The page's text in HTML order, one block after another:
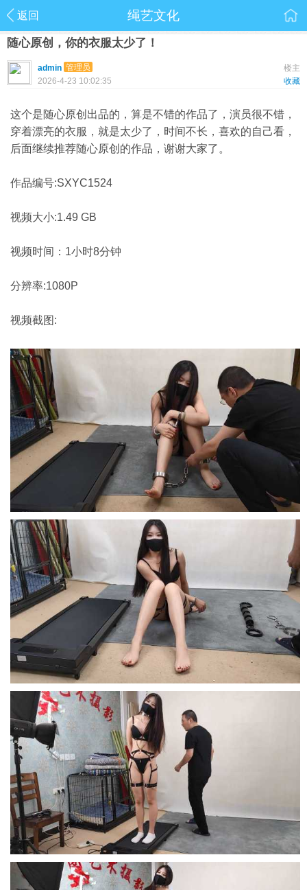
返回 绳艺文化
随心原创，你的衣服太少了！
楼主
admin 管理员
收藏
2026-4-23 10:02:35
这个是随心原创出品的，算是不错的作品了，演员很不错，
穿着漂亮的衣服，就是太少了，时间不长，喜欢的自己看，
后面继续推荐随心原创的作品，谢谢大家了。
作品编号:SXYC1524
视频大小:1.49 GB
视频时间：1小时8分钟
分辨率:1080P
视频截图: